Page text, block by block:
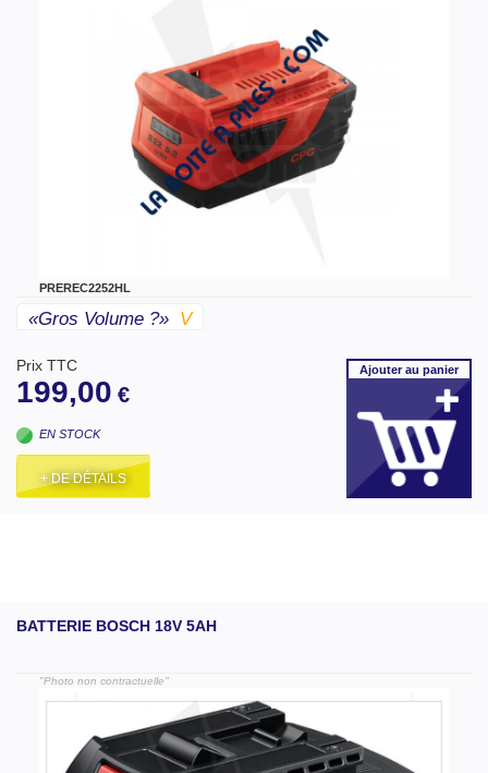
PREREC2252HL
«gros Volume ?» V
Prix TTC
199,00 €
EN STOCK
+ DE DÉTAILS
Ajouterau panier
BATTERIE BOSCH 18V 5AH
"Photo non contractuelle"